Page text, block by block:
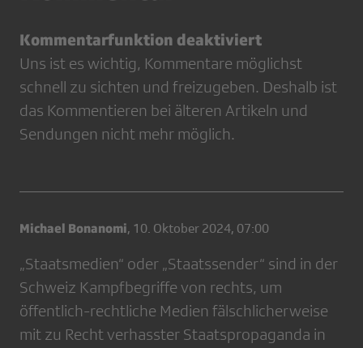
Kommentarfunktion deaktiviert
Uns ist es wichtig, Kommentare möglichst
schnell zu sichten und freizugeben. Deshalb ist
das Kommentieren bei älteren Artikeln und
Sendungen nicht mehr möglich.
Michael Bonanomi, 10. Oktober 2024, 07:00
„Staatsmedien“ oder „Staatssender“ sind in der
Schweiz Kampfbegriffe von rechts, um
öffentlich-rechtliche Medien fälschlicherweise
mit zu Recht verhasster Staatspropaganda in